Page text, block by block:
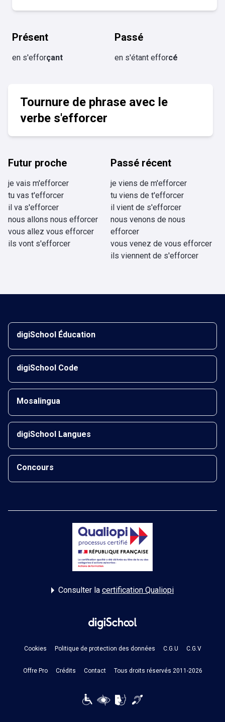
Présent
en s'efforçant
Passé
en s'étant efforcé
Tournure de phrase avec le
verbe s'efforcer
Futur proche
je vais m'efforcer
tu vas t'efforcer
il va s'efforcer
nous allons nous efforcer
vous allez vous efforcer
ils vont s'efforcer
Passé récent
je viens de m'efforcer
tu viens de t'efforcer
il vient de s'efforcer
nous venons de nous
efforcer
vous venez de vous efforcer
ils viennent de s'efforcer
digiSchool Éducation
digiSchool Code
Mosalingua
digiSchool Langues
Concours
Consulter la certification Qualiopi
Cookies Politique de protection des données C.G.U C.G.V
Offre Pro Crédits Contact Tous droits réservés 2011-2026